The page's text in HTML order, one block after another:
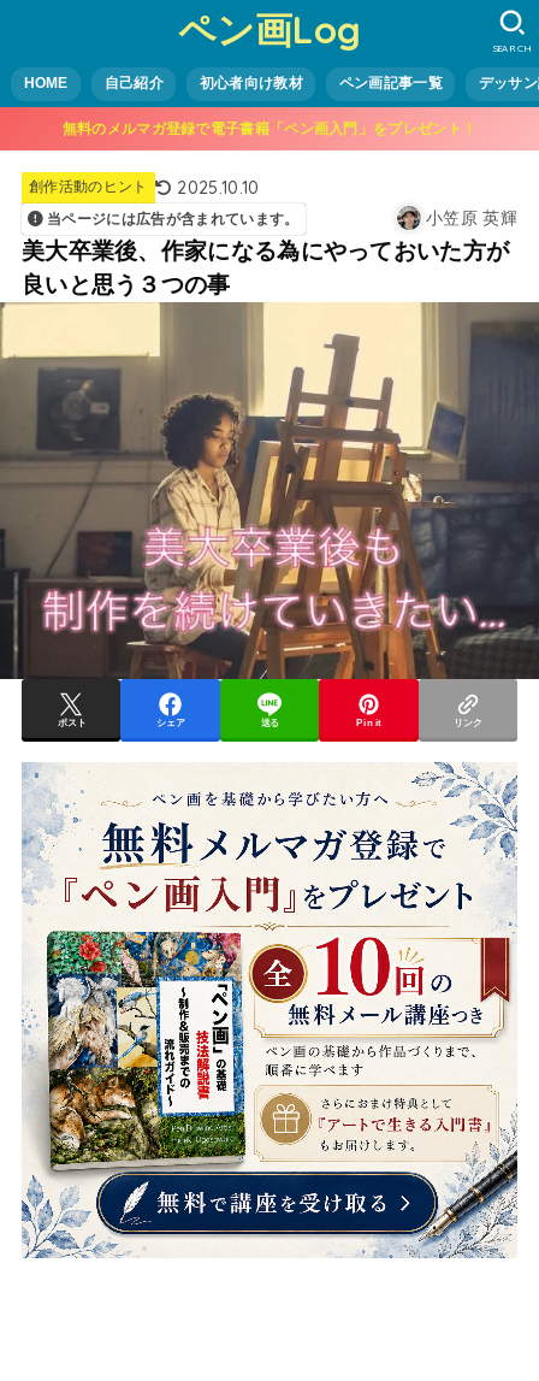
ペン画Log
HOME 自己紹介 初心者向け教材 ペン画記事一覧 デッサ
SEARCH
無料のメルマガ登録で電子書籍「ペン画入門」をプレゼント！
創作活動のヒント 2025.10.10
当ページには広告が含まれています。 小笠原 英輝
美大卒業後、作家になる為にやっておいた方が
良いと思う３つの事
ポスト シェア 送る Pin it リンク